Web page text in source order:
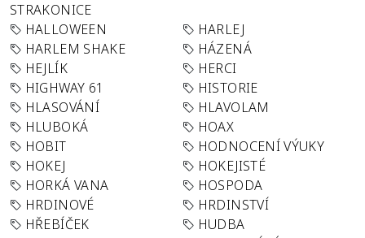
STRAKONICE
HALLOWEEN
HARLEJ
HARLEM SHAKE
HÁZENÁ
HEJLÍK
HERCI
HIGHWAY 61
HISTORIE
HLASOVÁNÍ
HLAVOLAM
HLUBOKÁ
HOAX
HOBIT
HODNOCENÍ VÝUKY
HOKEJ
HOKEJISTÉ
HORKÁ VANA
HOSPODA
HRDINOVÉ
HRDINSTVÍ
HŘEBÍČEK
HUDBA